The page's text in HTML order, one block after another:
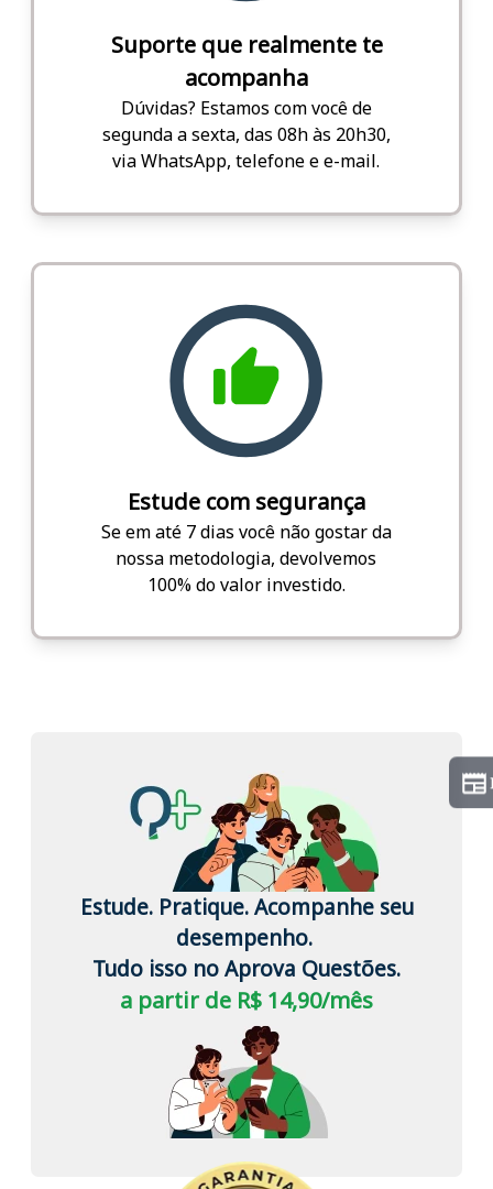
Suporte que realmente te
acompanha
Dúvidas? Estamos com você de
segunda a sexta, das 08h às 20h30,
via WhatsApp, telefone e e-mail.
Estude com segurança
Se em até 7 dias você não gostar da
nossa metodologia, devolvemos
100% do valor investido.
Estude. Pratique. Acompanhe seu
desempenho.
Tudo isso no Aprova Questões.
a partir de R$ 14,90/mês